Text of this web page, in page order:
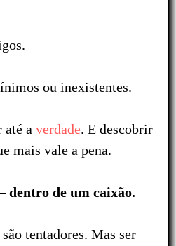
ou inexistentes.
até a verdade. E descobrir
mais vale a pena.
dentro de um caixão.
tentadores. Mas ser